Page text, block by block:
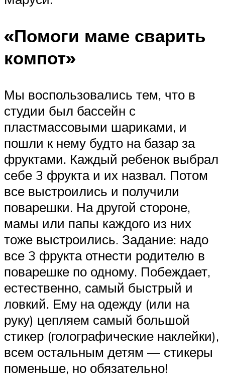
«Помоги маме сварить
компот»
Мы воспользовались тем, что в
студии был бассейн с
пластмассовыми шариками, и
пошли к нему будто на базар за
фруктами. Каждый ребенок выбрал
себе 3 фрукта и их назвал. Потом
все выстроились и получили
поварешки. На другой стороне,
мамы или папы каждого из них
тоже выстроились. Задание: надо
все 3 фрукта отнести родителю в
поварешке по одному. Побеждает,
естественно, самый быстрый и
ловкий. Ему на одежду (или на
руку) цепляем самый большой
стикер (голографические наклейки),
всем остальным детям — стикеры
поменьше, но обязательно!